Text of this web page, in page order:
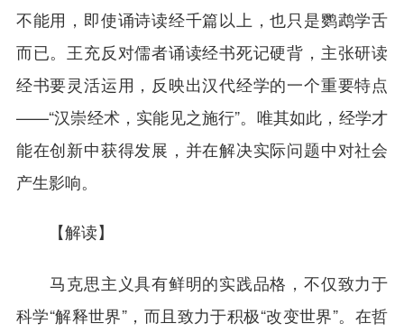
不能用，即使诵诗读经千篇以上，也只是鹦鹉学舌
而已。王充反对儒者诵读经书死记硬背，主张研读
经书要灵活运用，反映出汉代经学的一个重要特点
——“汉崇经术，实能见之施行”。唯其如此，经学才
能在创新中获得发展，并在解决实际问题中对社会
产生影响。
【解读】
马克思主义具有鲜明的实践品格，不仅致力于
科学“解释世界”，而且致力于积极“改变世界”。在哲